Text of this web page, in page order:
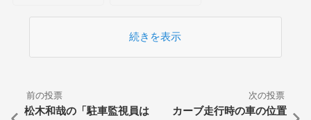
X JUJUTSU
KAISEN
2026!
MODAL 900
続きを表示
前の投票
松木和哉の「駐車監視員は
次の投票
カーブ走行時の車の位置